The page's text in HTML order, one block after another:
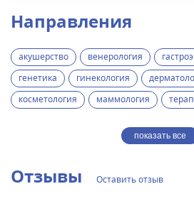
Направления
акушерство венерология
генетика
гинекология
косметология
маммология
показать все
Отзывы Оставить отзыв